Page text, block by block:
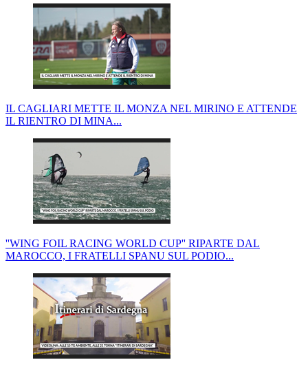
IL CAGLIARI METTE IL MONZA NEL MIRINO E ATTENDE
IL RIENTRO DI MINA...
''WING FOIL RACING WORLD CUP'' RIPARTE DAL
MAROCCO, I FRATELLI SPANU SUL PODIO...